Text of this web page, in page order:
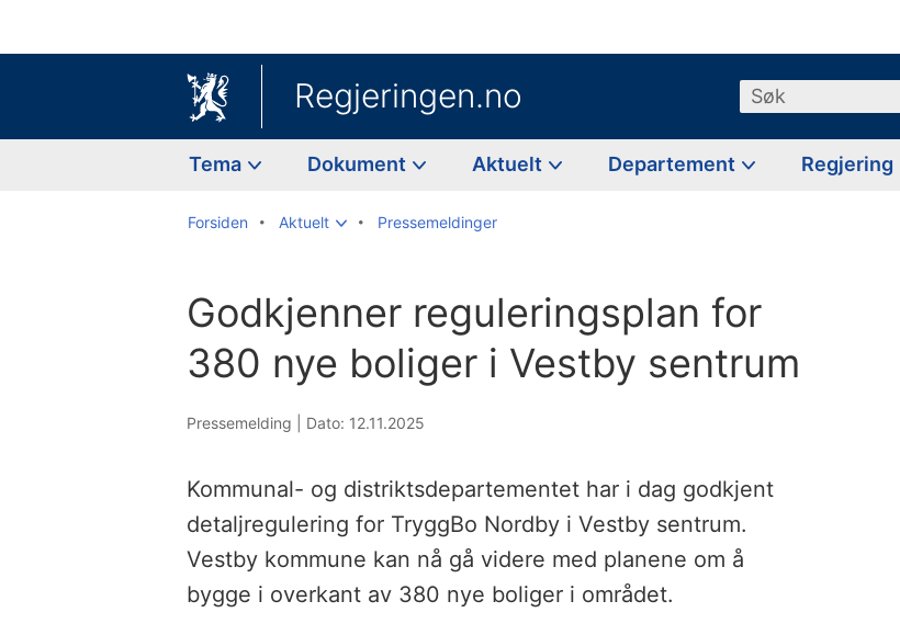
Regjeringen.no Søk
Tema Dokument Aktuelt Departement Regjering
Forsiden Aktuelt Pressemeldinger
Godkjenner reguleringsplan for
380 nye boliger i Vestby sentrum
Pressemelding | Dato: 12.11.2025
Kommunal- og distriktsdepartementet har i dag godkjent
detaljregulering for TryggBo Nordby i Vestby sentrum.
Vestby kommune kan nå gå videre med planene om å
bygge i overkant av 380 nye boliger i området.